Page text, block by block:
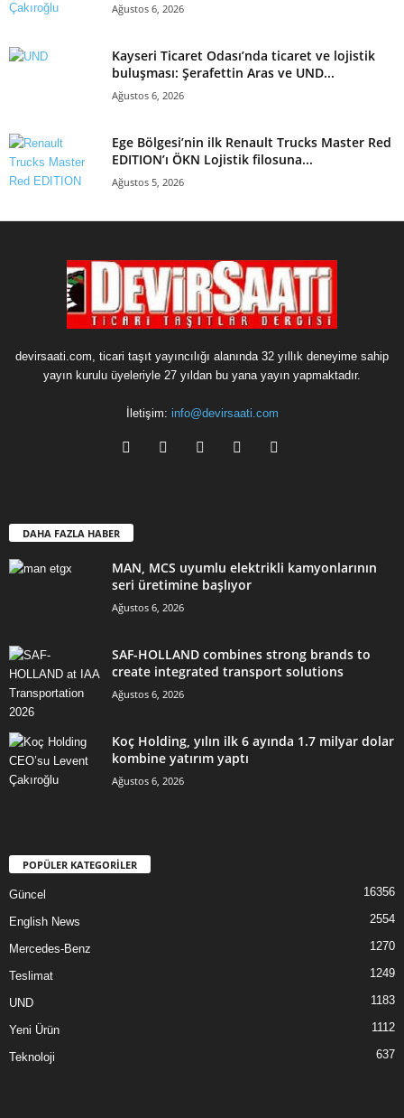
Ağustos 6, 2026
Kayseri Ticaret Odası’nda ticaret ve lojistik
buluşması: Şerafettin Aras ve UND...
Ağustos 6, 2026
Ege Bölgesi’nin ilk Renault Trucks Master Red
EDITION’ı ÖKN Lojistik filosuna...
Ağustos 5, 2026
devirsaati.com, ticari taşıt yayıncılığı alanında 32 yıllık deneyime sahip
yayın kurulu üyeleriyle 27 yıldan bu yana yayın yapmaktadır.
İletişim: info@devirsaati.com
DAHA FAZLA HABER
MAN, MCS uyumlu elektrikli kamyonlarının
seri üretimine başlıyor
Ağustos 6, 2026
SAF-HOLLAND combines strong brands to
create integrated transport solutions
Ağustos 6, 2026
Koç Holding, yılın ilk 6 ayında 1.7 milyar dolar
kombine yatırım yaptı
Ağustos 6, 2026
POPÜLER KATEGORİLER
Güncel 16356
English News 2554
Mercedes-Benz 1270
Teslimat 1249
UND 1183
Yeni Ürün 1112
Teknoloji 637